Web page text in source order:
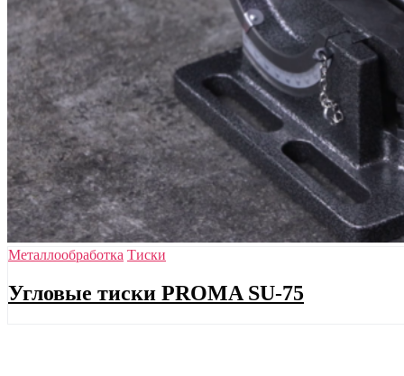
Металлообработка Тиски
Угловые тиски PROMA SU-75